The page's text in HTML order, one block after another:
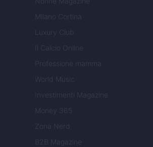
Milano Cortina
Luxury Club
Il Calcio Online
Professione mamma
World Music
Investimenti Magazine
Money 365
Zona Nerd
B2B Magazine